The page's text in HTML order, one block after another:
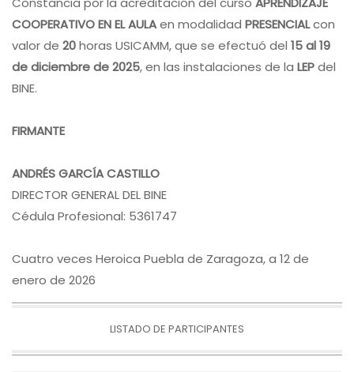
COOPERATIVO EN EL AULAen modalidad PRESENCIALcon
valor de 20horas USICAMM, que se efectuó del 15 al 19
de diciembre de 2025, en las instalaciones de la LEPdel
BINE.
FIRMANTE
ANDRÉS GARCÍA CASTILLO
DIRECTOR GENERAL DEL BINE
Cédula Profesional: 5361747
Cuatro veces Heroica Puebla de Zaragoza, a 12 de
enero de 2026
LISTADO DE PARTICIPANTES